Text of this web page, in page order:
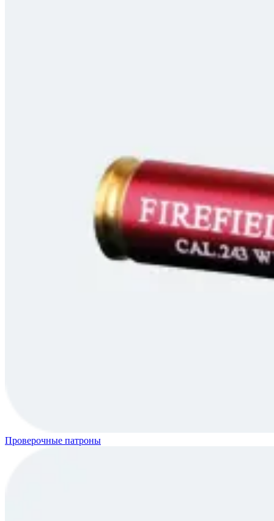
Проверочные патроны